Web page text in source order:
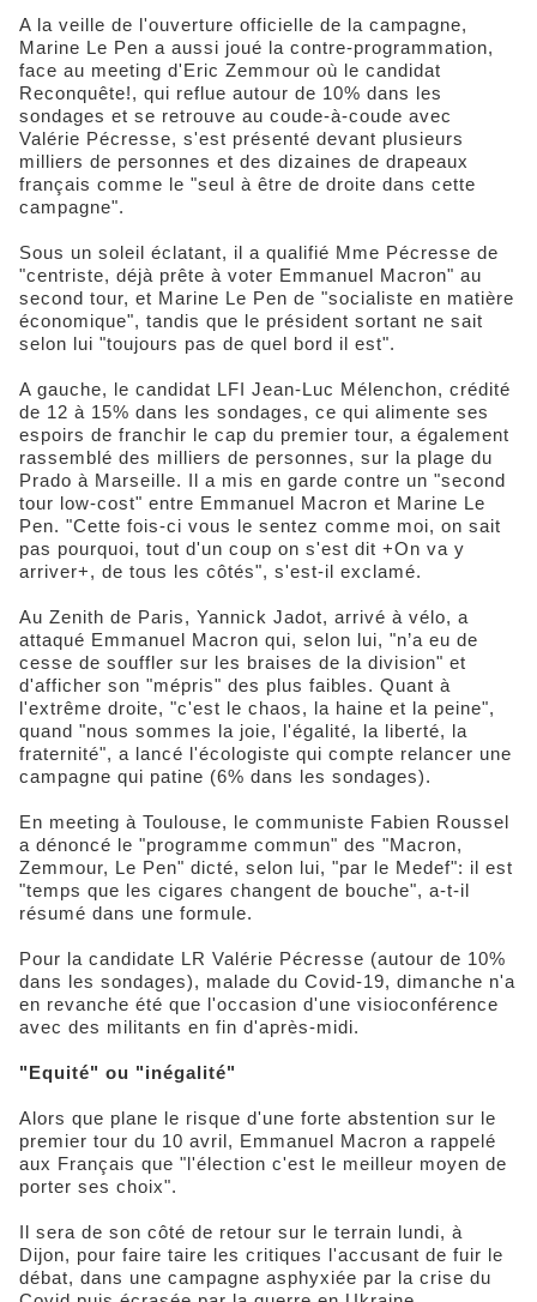
A la veille de l'ouverture officielle de la campagne,
Marine Le Pen a aussi joué la contre-programmation,
face au meeting d'Eric Zemmour où le candidat
Reconquête!, qui reflue autour de 10% dans les
sondages et se retrouve au coude-à-coude avec
Valérie Pécresse, s'est présenté devant plusieurs
milliers de personnes et des dizaines de drapeaux
français comme le "seul à être de droite dans cette
campagne".
Sous un soleil éclatant, il a qualifié Mme Pécresse de
"centriste, déjà prête à voter Emmanuel Macron" au
second tour, et Marine Le Pen de "socialiste en matière
économique", tandis que le président sortant ne sait
selon lui "toujours pas de quel bord il est".
A gauche, le candidat LFI Jean-Luc Mélenchon, crédité
de 12 à 15% dans les sondages, ce qui alimente ses
espoirs de franchir le cap du premier tour, a également
rassemblé des milliers de personnes, sur la plage du
Prado à Marseille. Il a mis en garde contre un "second
tour low-cost" entre Emmanuel Macron et Marine Le
Pen. "Cette fois-ci vous le sentez comme moi, on sait
pas pourquoi, tout d'un coup on s'est dit +On va y
arriver+, de tous les côtés", s'est-il exclamé.
Au Zenith de Paris, Yannick Jadot, arrivé à vélo, a
attaqué Emmanuel Macron qui, selon lui, "n’a eu de
cesse de souffler sur les braises de la division" et
d'afficher son "mépris" des plus faibles. Quant à
l'extrême droite, "c'est le chaos, la haine et la peine",
quand "nous sommes la joie, l'égalité, la liberté, la
fraternité", a lancé l'écologiste qui compte relancer une
campagne qui patine (6% dans les sondages).
En meeting à Toulouse, le communiste Fabien Roussel
a dénoncé le "programme commun" des "Macron,
Zemmour, Le Pen" dicté, selon lui, "par le Medef": il est
"temps que les cigares changent de bouche", a-t-il
résumé dans une formule.
Pour la candidate LR Valérie Pécresse (autour de 10%
dans les sondages), malade du Covid-19, dimanche n'a
en revanche été que l'occasion d'une visioconférence
avec des militants en fin d'après-midi.
"Equité" ou "inégalité"
Alors que plane le risque d'une forte abstention sur le
premier tour du 10 avril, Emmanuel Macron a rappelé
aux Français que "l'élection c'est le meilleur moyen de
porter ses choix".
Il sera de son côté de retour sur le terrain lundi, à
Dijon, pour faire taire les critiques l'accusant de fuir le
débat, dans une campagne asphyxiée par la crise du